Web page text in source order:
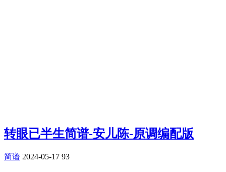
转眼已半生简谱-安儿陈-原调编配版
简谱 2024-05-17 93